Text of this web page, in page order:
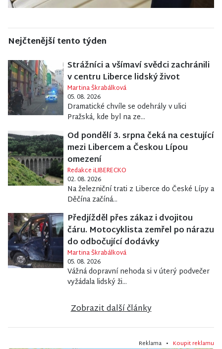
Nejčtenější tento týden
Strážníci a všímaví svědci zachránili
v centru Liberce lidský život
Martina Škrabálková
05. 08. 2026
Dramatické chvíle se odehrály v ulici
Pražská, kde byl na ze...
Od pondělí 3. srpna čeká na cestující
mezi Libercem a Českou Lípou
omezení
Redakce iLIBERECKO
02. 08. 2026
Na železniční trati z Liberce do České Lípy a
Děčína začíná...
Předjížděl přes zákaz i dvojitou
čáru. Motocyklista zemřel po nárazu
do odbočující dodávky
Martina Škrabálková
05. 08. 2026
Vážná dopravní nehoda si v úterý podvečer
vyžádala lidský ži...
Zobrazit další články
Reklama • Koupit reklamu